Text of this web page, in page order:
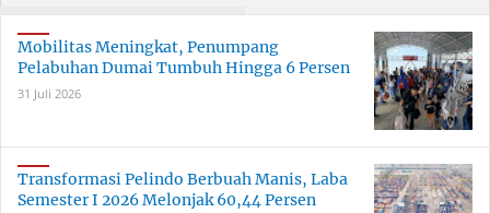
Dumai
Mobilitas Meningkat, Penumpang
Pelabuhan Dumai Tumbuh Hingga 6 Persen
31 Juli 2026
Transformasi Pelindo Berbuah Manis, Laba
Semester I 2026 Melonjak 60,44 Persen